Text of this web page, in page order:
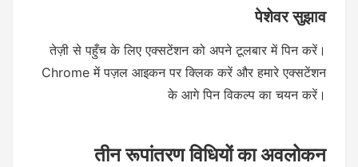
पेशेवर सुझाव
तेज़ी से पहुँच के लिए एक्सटेंशन को अपने टूलबार में पिन करें।
Chrome में पज़ल आइकन पर क्लिक करें और हमारे एक्सटेंशन
के आगे पिन विकल्प का चयन करें।
तीन रूपांतरण विधियों का अवलोकन